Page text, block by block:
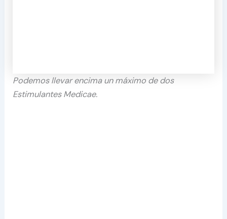
Podemos llevar encima un máximo de dos
Estimulantes Medicae.